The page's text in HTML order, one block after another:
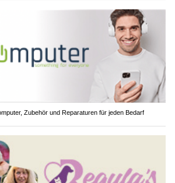
Zubehör und Reparaturen für jeden Bedarf